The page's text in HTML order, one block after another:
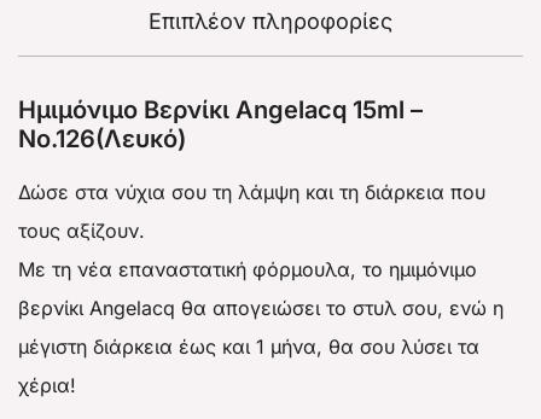
Επιπλέον πληροφορίες
Ημιμόνιμο Βερνίκι Angelacq 15ml –
No.126(Λευκό)
Δώσε στα νύχια σου τη λάμψη και τη διάρκεια που
τους αξίζουν.
Με τη νέα επαναστατική φόρμουλα, το ημιμόνιμο
βερνίκι Angelacq θα απογειώσει το στυλ σου, ενώ η
μέγιστη διάρκεια έως και 1 μήνα, θα σου λύσει τα
χέρια!